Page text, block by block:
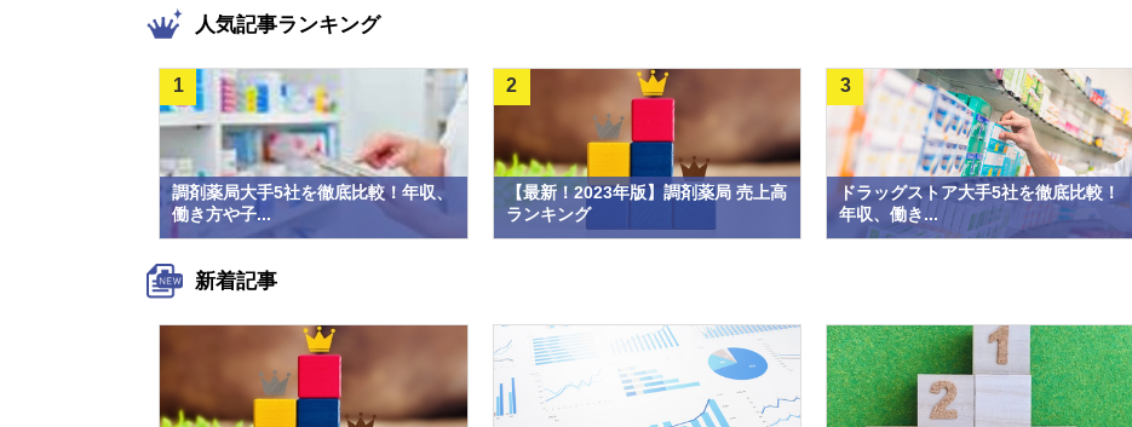
人気記事ランキング
調剤薬局大手5社を徹底比較！年収、
働き方や子...
1
【最新！2023年版】調剤薬局 売上高
ランキング
2
ドラッグストア大手5社を徹底比較！
年収、働き...
3
新着記事